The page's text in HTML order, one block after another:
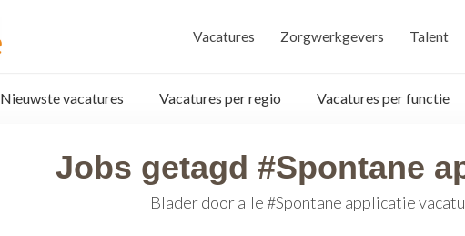
Vacatures Zorgwerkgevers Talent
Nieuwste vacatures Vacatures per regio Vacatures per functie
Jobs getagd #Spontane
Blader door alle #Spontane applicatie